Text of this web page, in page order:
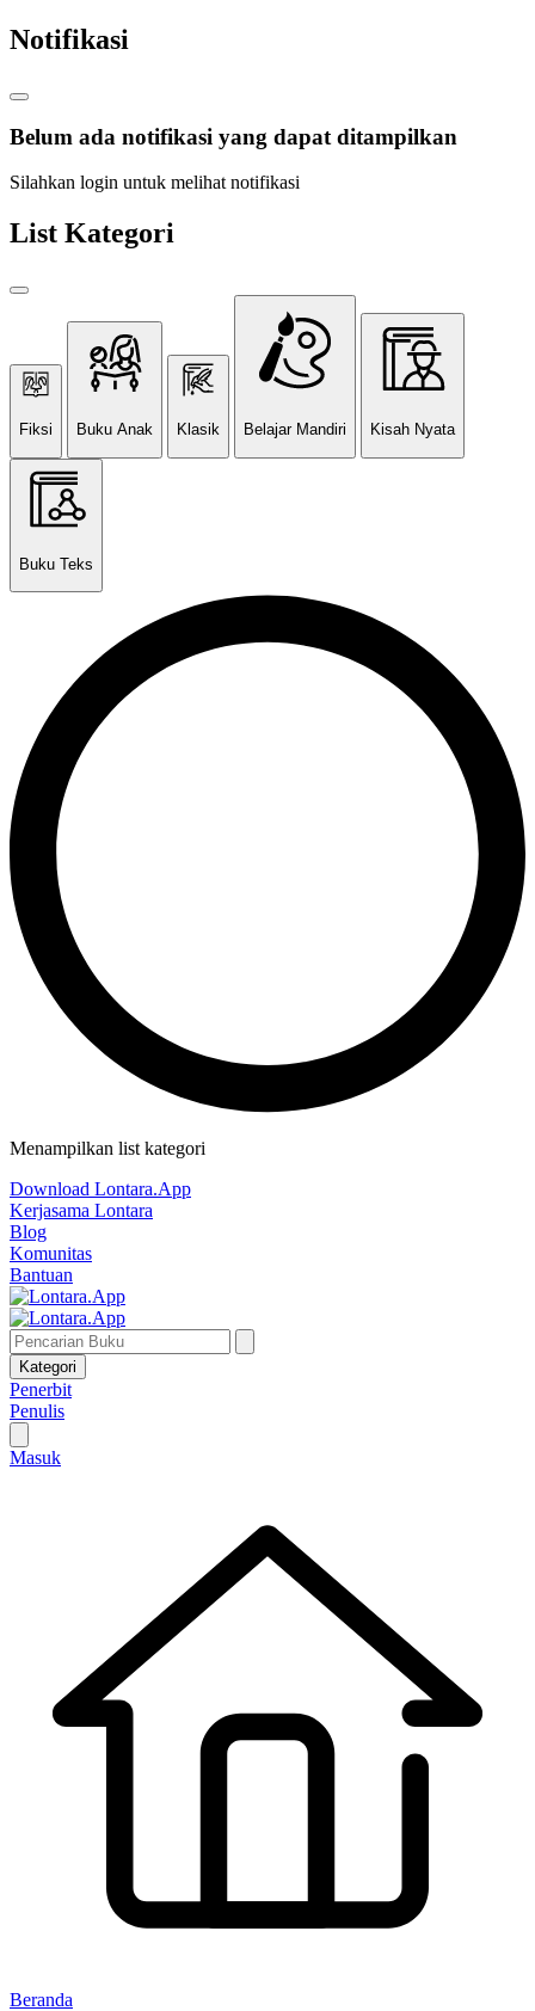
Notifikasi
Belum ada notifikasi yang dapat ditampilkan
Silahkan login untuk melihat notifikasi
List Kategori
Fiksi Buku Anak Klasik Belajar Mandiri Kisah Nyata
Buku Teks
Menampilkan list kategori
Download Lontara.App
Kerjasama Lontara
Blog
Komunitas
Bantuan
Kategori
Penerbit
Penulis
Masuk
Beranda